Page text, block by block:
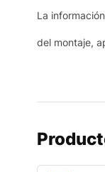
La
del montaje,